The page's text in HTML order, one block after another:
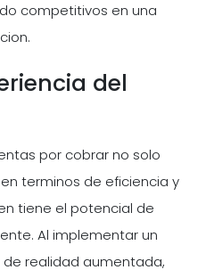
competitivos en una
del
por cobrar no solo
terminos de eficiencia y
tiene el potencial de
Al implementar un
realidad aumentada,